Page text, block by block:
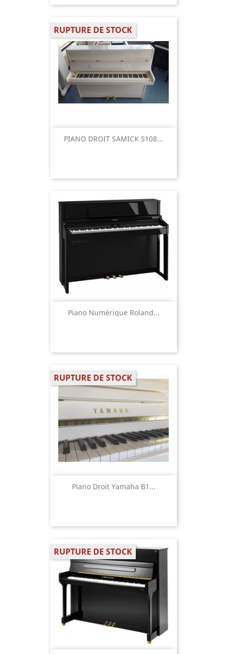
PIANO DROIT SAMICK S108...
RUPTURE DE STOCK
Piano Numérique Roland...
Piano Droit Yamaha B1...
RUPTURE DE STOCK
RUPTURE DE STOCK